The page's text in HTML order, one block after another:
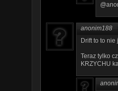
anonim188
Drift to to nie
Teraz tylko
KRZYCHU